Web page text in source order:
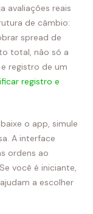
avaliações reais
de câmbio:
spread de
total, não só a
registro de um
registro e
o app, simule
A interface
ordens ao
você é iniciante,
ajudam a escolher